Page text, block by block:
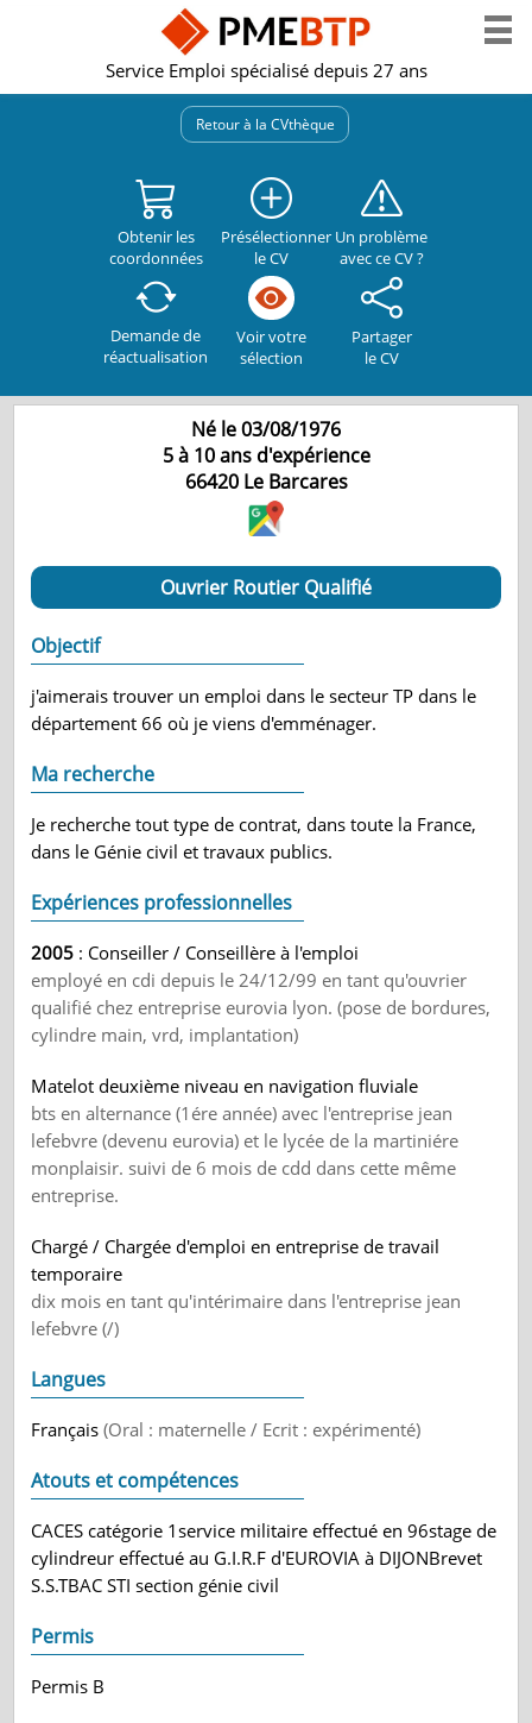
Service Emploi spécialisé depuis 27 ans
Retour à la CVthèque
Obtenir les
coordonnées
Présélectionner
le CV
Un problème
avec ce CV ?
Demande de
réactualisation
Voir votre
sélection
Partager
le CV
Né le 03/08/1976
5 à 10 ans d'expérience
66420 Le Barcares
Ouvrier Routier Qualifié
Objectif
j'aimerais trouver un emploi dans le secteur TP dans le
département 66 où je viens d'emménager.
Ma recherche
Je recherche tout type de contrat, dans toute la France,
dans le Génie civil et travaux publics.
Expériences professionnelles
2005 : Conseiller / Conseillère à l'emploi
employé en cdi depuis le 24/12/99 en tant qu'ouvrier
qualifié chez entreprise eurovia lyon. (pose de bordures,
cylindre main, vrd, implantation)
Matelot deuxième niveau en navigation fluviale
bts en alternance (1ére année) avec l'entreprise jean
lefebvre (devenu eurovia) et le lycée de la martiniére
monplaisir. suivi de 6 mois de cdd dans cette même
entreprise.
Chargé / Chargée d'emploi en entreprise de travail
temporaire
dix mois en tant qu'intérimaire dans l'entreprise jean
lefebvre (/)
Langues
Français(Oral : maternelle / Ecrit : expérimenté)
Atouts et compétences
CACES catégorie 1service militaire effectué en 96stage de
cylindreur effectué au G.I.R.F d'EUROVIA à DIJONBrevet
S.S.TBAC STI section génie civil
Permis
Permis B